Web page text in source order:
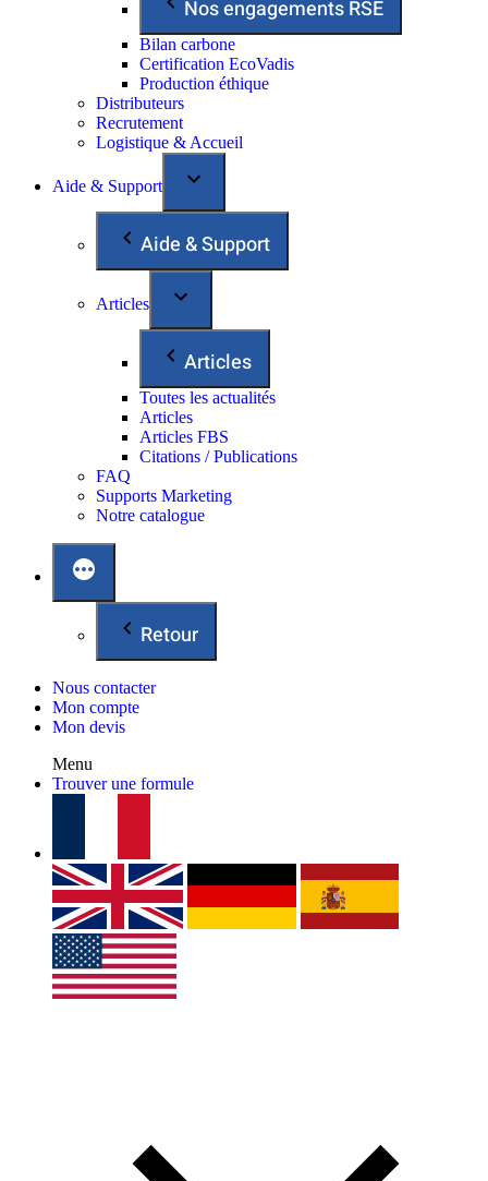
Nos engagements RSE
Bilan carbone
Certification EcoVadis
Production éthique
Distributeurs
Recrutement
Logistique & Accueil
Aide & Support
Aide & Support
Articles
Articles
Toutes les actualités
Articles
Articles FBS
Citations / Publications
FAQ
Supports Marketing
Notre catalogue
Retour
Nous contacter
Mon compte
Mon devis
Menu
Trouver une formule